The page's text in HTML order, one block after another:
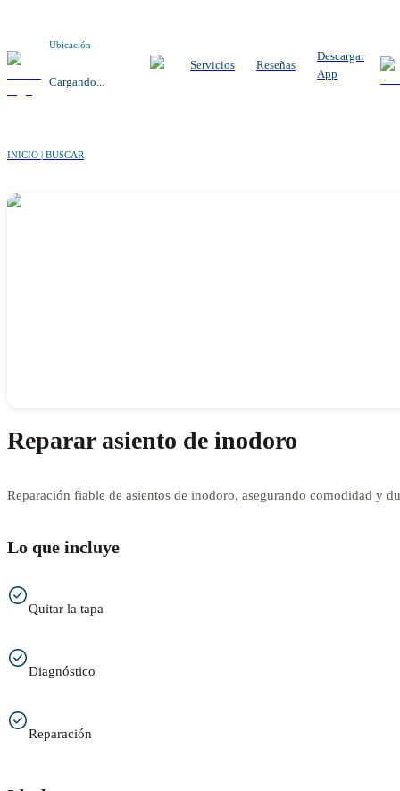
Ubicación
Cargando...
Servicios Reseñas
Descargar
App
INICIO | BUSCAR
Reparar asiento de inodoro
Reparación fiable de asientos de inodoro, asegurando comodidad y
Lo que incluye
Quitar la tapa
Diagnóstico
Reparación